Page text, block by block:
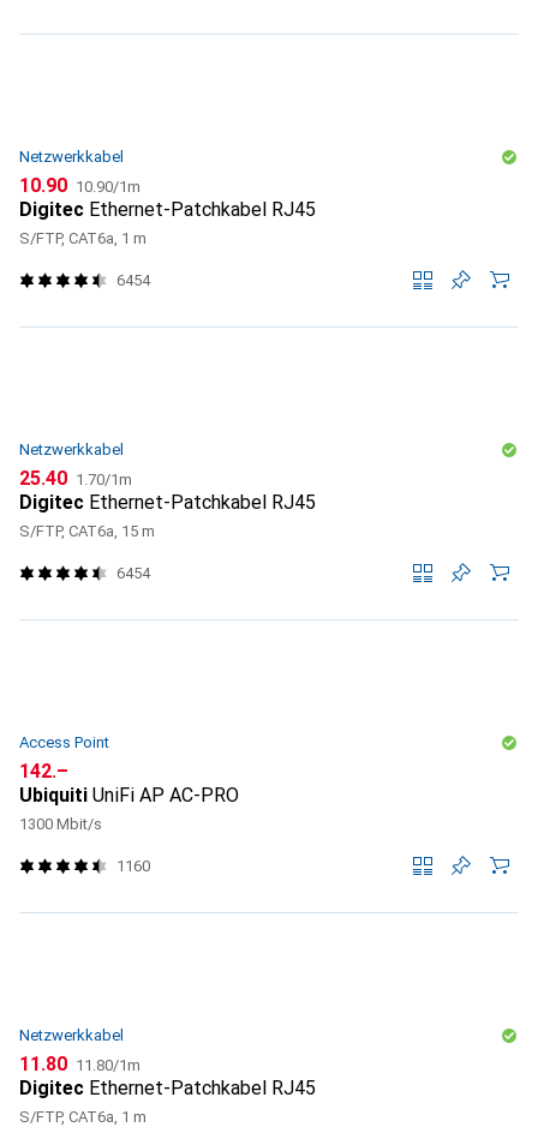
Netzwerkkabel
CHF
10.90 CHF
10.90/1m
Digitec Ethernet-Patchkabel RJ45
S/FTP, CAT6a, 1 m
6454
Netzwerkkabel
CHF
25.40 CHF
1.70/1m
Digitec Ethernet-Patchkabel RJ45
S/FTP, CAT6a, 15 m
6454
Access Point
CHF
142.–
Ubiquiti UniFi AP AC-PRO
1300 Mbit/s
1160
Netzwerkkabel
CHF
11.80 CHF
11.80/1m
Digitec Ethernet-Patchkabel RJ45
S/FTP, CAT6a, 1 m